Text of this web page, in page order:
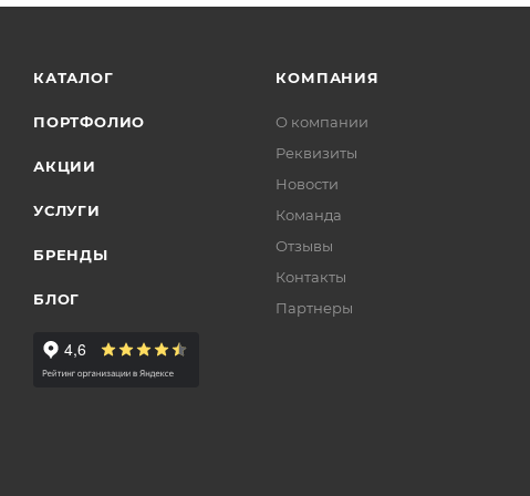
КАТАЛОГ
ПОРТФОЛИО
АКЦИИ
УСЛУГИ
БРЕНДЫ
БЛОГ
КОМПАНИЯ
О компании
Реквизиты
Новости
Команда
Отзывы
Контакты
Партнеры